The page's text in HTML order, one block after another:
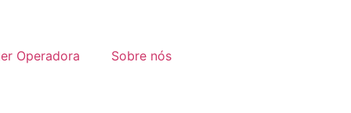
Operadora Sobre nós